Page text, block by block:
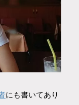
にも書いてあり